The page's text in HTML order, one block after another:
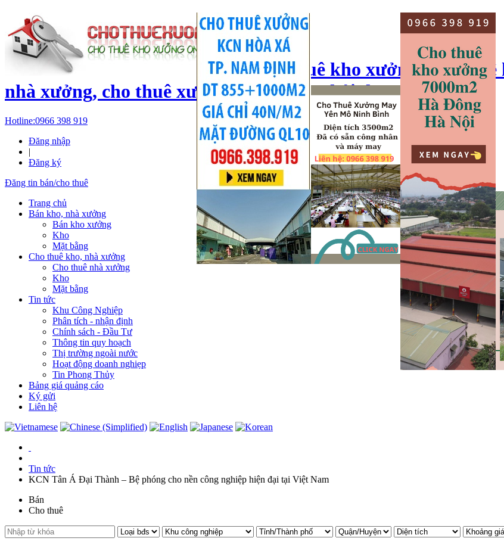
cho thuê kho xưởng, cho
nhà xưởng, cho thuê xưởng, kho xưởng hải dương
Hotline:0966 398 919
Đăng nhập
|
Đăng ký
Đăng tin bán/cho thuê
Trang chủ
Bán kho, nhà xưởng
Bán kho xưởng
Kho
Mặt bằng
Cho thuê kho, nhà xưởng
Cho thuê nhà xưởng
Kho
Mặt bằng
Tin tức
Khu Công Nghiệp
Phân tích - nhận định
Chính sách - Đầu Tư
Thông tin quy hoạch
Thị trường ngoài nước
Hoạt động doanh nghiẹp
Tin Phong Thủy
Bảng giá quảng cáo
Ký gửi
Liên hệ
Tin tức
KCN Tân Á Đại Thành – Bệ phóng cho nền công nghiệp hiện đại tại Việt Nam
Bán
Cho thuê